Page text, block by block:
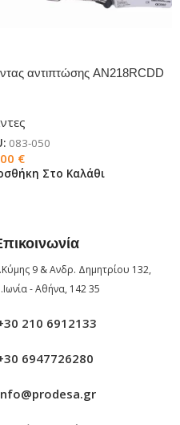
αντιπτώσης AN218RCDD
083-050
€
Στο Καλάθι
9 & Ανδρ. Δημητρίου 132,
- Αθήνα, 142 35
210 6912133
6947726280